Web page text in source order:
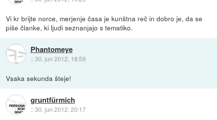
Vi kr brijte norce, merjenje časa je kunštna reč in dobro je, da se
piše članke, ki ljudi seznanjajo s tematiko.
Phantomeye
::30. jun 2012, 18:59
Vsaka sekunda šteje!
gruntfürmich
::30. jun 2012, 20:17